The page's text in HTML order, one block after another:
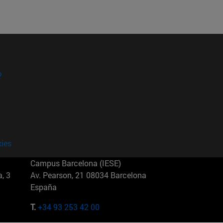
3
Campus Barcelona (IESE)
Av. Pearson, 21 08034 Barcelona
España
T.+34 93 253 42 00